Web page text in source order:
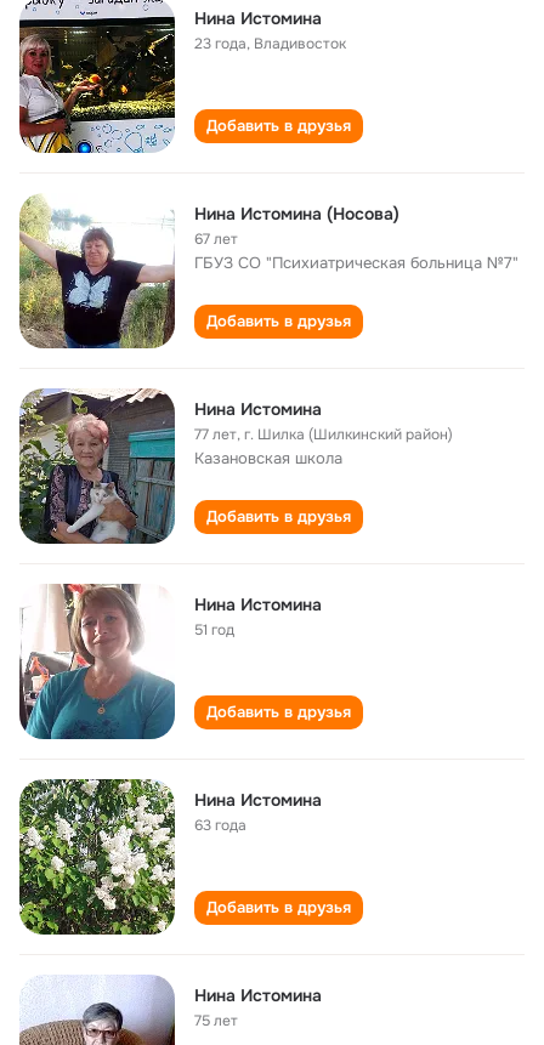
Нина Истомина
23 года, Владивосток
Добавить в друзья
Нина Истомина (Носова)
67 лет
ГБУЗ СО "Психиатрическая больница №7"
Добавить в друзья
Нина Истомина
77 лет,г. Шилка (Шилкинский район)
Казановская школа
Добавить в друзья
Нина Истомина
51 год
Добавить в друзья
Нина Истомина
63 года
Добавить в друзья
Нина Истомина
75 лет